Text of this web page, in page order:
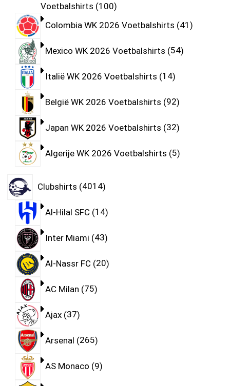
Voetbalshirts 100
Colombia WK 2026 Voetbalshirts 41
Mexico WK 2026 Voetbalshirts 54
Italië WK 2026 Voetbalshirts 14
België WK 2026 Voetbalshirts 92
Japan WK 2026 Voetbalshirts 32
Algerije WK 2026 Voetbalshirts 5
Clubshirts 4014
Al-Hilal SFC 14
Inter Miami 43
Al-Nassr FC 20
AC Milan 75
Ajax 37
Arsenal 265
AS Monaco 9